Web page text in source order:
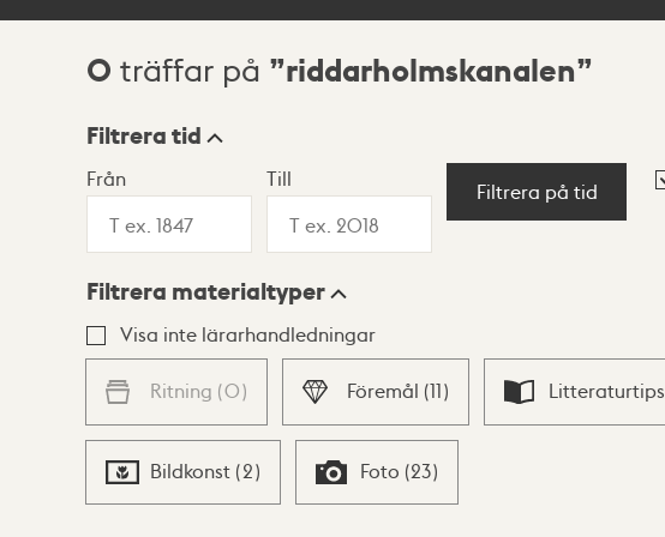
Sökresultat
0 träffar på riddarholmskanalen
Visningsläge
Lista Karta
Filtrera tid
Från Till
Filtrera på tid
Filtrera materialtyper
Visa inte lärarhandledningar
Ritning (0) Föremål (11) Litteraturtips
Bildkonst (2) Foto (23)